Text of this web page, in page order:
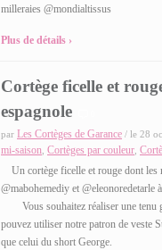
milleraies @mondialtissus
Plus de détails ›
Cortège ficelle et
espagnole
par Les Cortèges de Garance / le 28
mi-saison Cortèges par couleur
Un cortège ficelle et rouge dont les
@mabohemediy et @eleonoredetarle
Vous souhaitez réaliser une tenu
pouvez utiliser notre patron de veste
que celui du short George.